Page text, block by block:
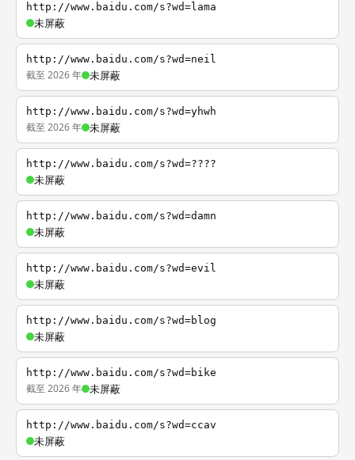
http://www.baidu.com/s?wd=lama
未屏蔽
http://www.baidu.com/s?wd=neil
截至 2026 年 未屏蔽
http://www.baidu.com/s?wd=yhwh
截至 2026 年 未屏蔽
http://www.baidu.com/s?wd=????
未屏蔽
http://www.baidu.com/s?wd=damn
未屏蔽
http://www.baidu.com/s?wd=evil
未屏蔽
http://www.baidu.com/s?wd=blog
未屏蔽
http://www.baidu.com/s?wd=bike
截至 2026 年 未屏蔽
http://www.baidu.com/s?wd=ccav
未屏蔽